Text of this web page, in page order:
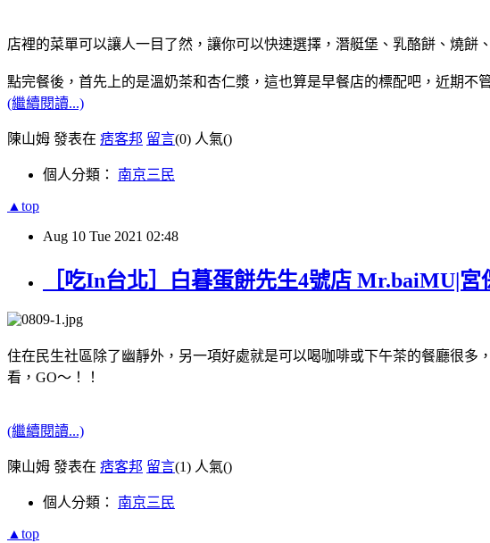
店裡的菜單可以讓人一目了然，讓你可以快速選擇，潛艇堡、乳酪餅、燒
點完餐後，首先上的是溫奶茶和杏仁漿，這也算是早餐店的標配吧，近期
(繼續閱讀...)
陳山姆 發表在 痞客邦 留言(0) 人氣()
個人分類： 南京三民
▲top
Aug 10 Tue 2021 02:48
［吃In台北］白暮蛋餅先生4號店 Mr.baiMU|
住在民生社區除了幽靜外，另一項好處就是可以喝咖啡或下午茶的餐廳很
看，GO～！！
(繼續閱讀...)
陳山姆 發表在 痞客邦 留言(1) 人氣()
個人分類： 南京三民
▲top